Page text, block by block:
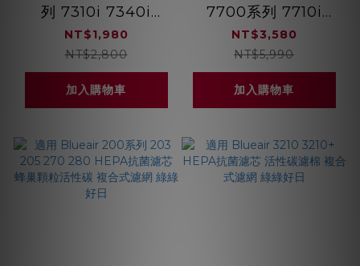
列 7310i 7340i
HEPA抗菌濾芯 蜂巢
顆粒活性碳 複合式濾
網 綠綠好日
NT$1,980
NT$2,800
加入購物車
7700系列 7710i
7740i 7770i 複合式
HEPA抗菌濾芯濾網
綠綠好日
NT$3,580
NT$5,990
加入購物車